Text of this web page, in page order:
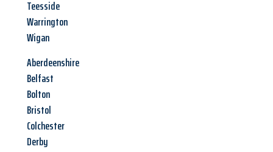
Teesside
Warrington
Wigan
Aberdeenshire
Belfast
Bolton
Bristol
Colchester
Derby